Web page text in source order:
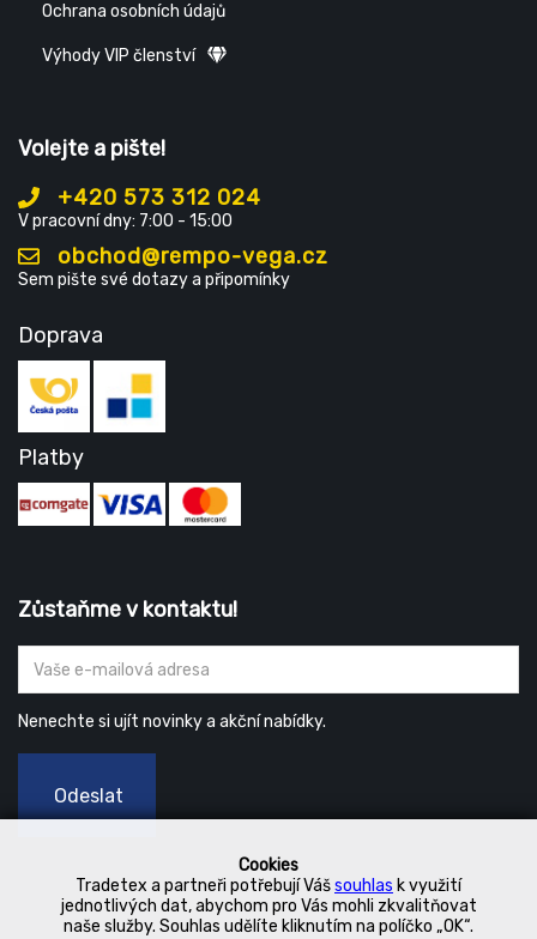
Cookies
Tradetex a partneři potřebují Vášsouhlas k využití
jednotlivých dat, abychom pro Vás mohli zkvalitňovat
naše služby. Souhlas udělíte kliknutím na políčko „OK“.
Ochrana osobních údajů
Výhody VIP členství
Volejte a pište!
+420 573 312 024
V pracovní dny: 7:00 - 15:00
obchod@rempo-vega.cz
Sem pište své dotazy a připomínky
Doprava
Platby
Zůstaňme v kontaktu!
Nenechte si ujít novinky a akční nabídky.
Odeslat